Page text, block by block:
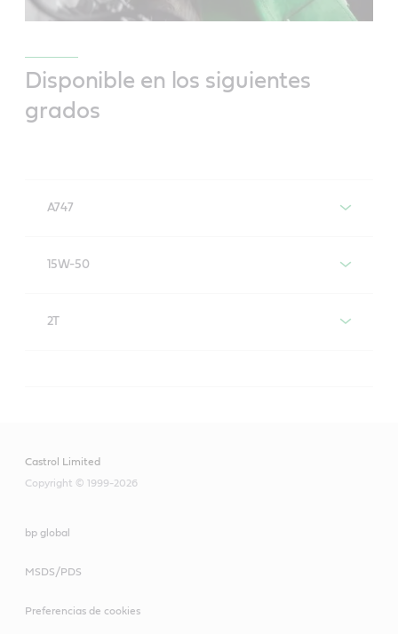
Disponible en los siguientes
grados
A747
15W-50
2T
Castrol Limited
Copyright © 1999-2026
bp global
MSDS/PDS
Preferencias de cookies